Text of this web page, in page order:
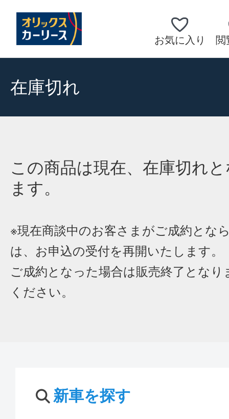
お気に入り 閲
在庫切れ
この商品は現在、在庫切れ
ます。
※現在商談中のお客さまがご成約とな
は、お申込の受付を再開いたします。
ご成約となった場合は販売終了となり
ください。
新車を探す